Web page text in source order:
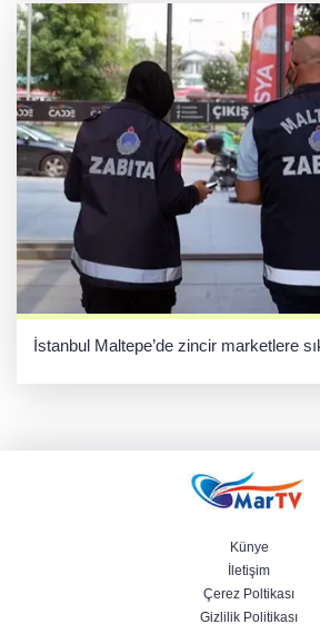
İstanbul Maltepe’de zincir marketlere
Künye
İletişim
Çerez Poltikası
Gizlilik Politikası